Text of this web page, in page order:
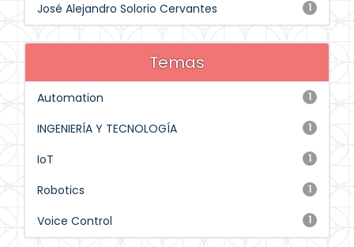
1
José Alejandro Solorio Cervantes
Temas
1
Automation
1
INGENIERÍA Y TECNOLOGÍA
1
IoT
1
Robotics
1
Voice Control